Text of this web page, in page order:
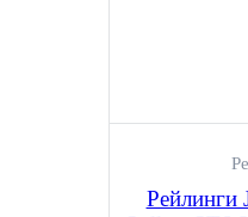
Рейлинги